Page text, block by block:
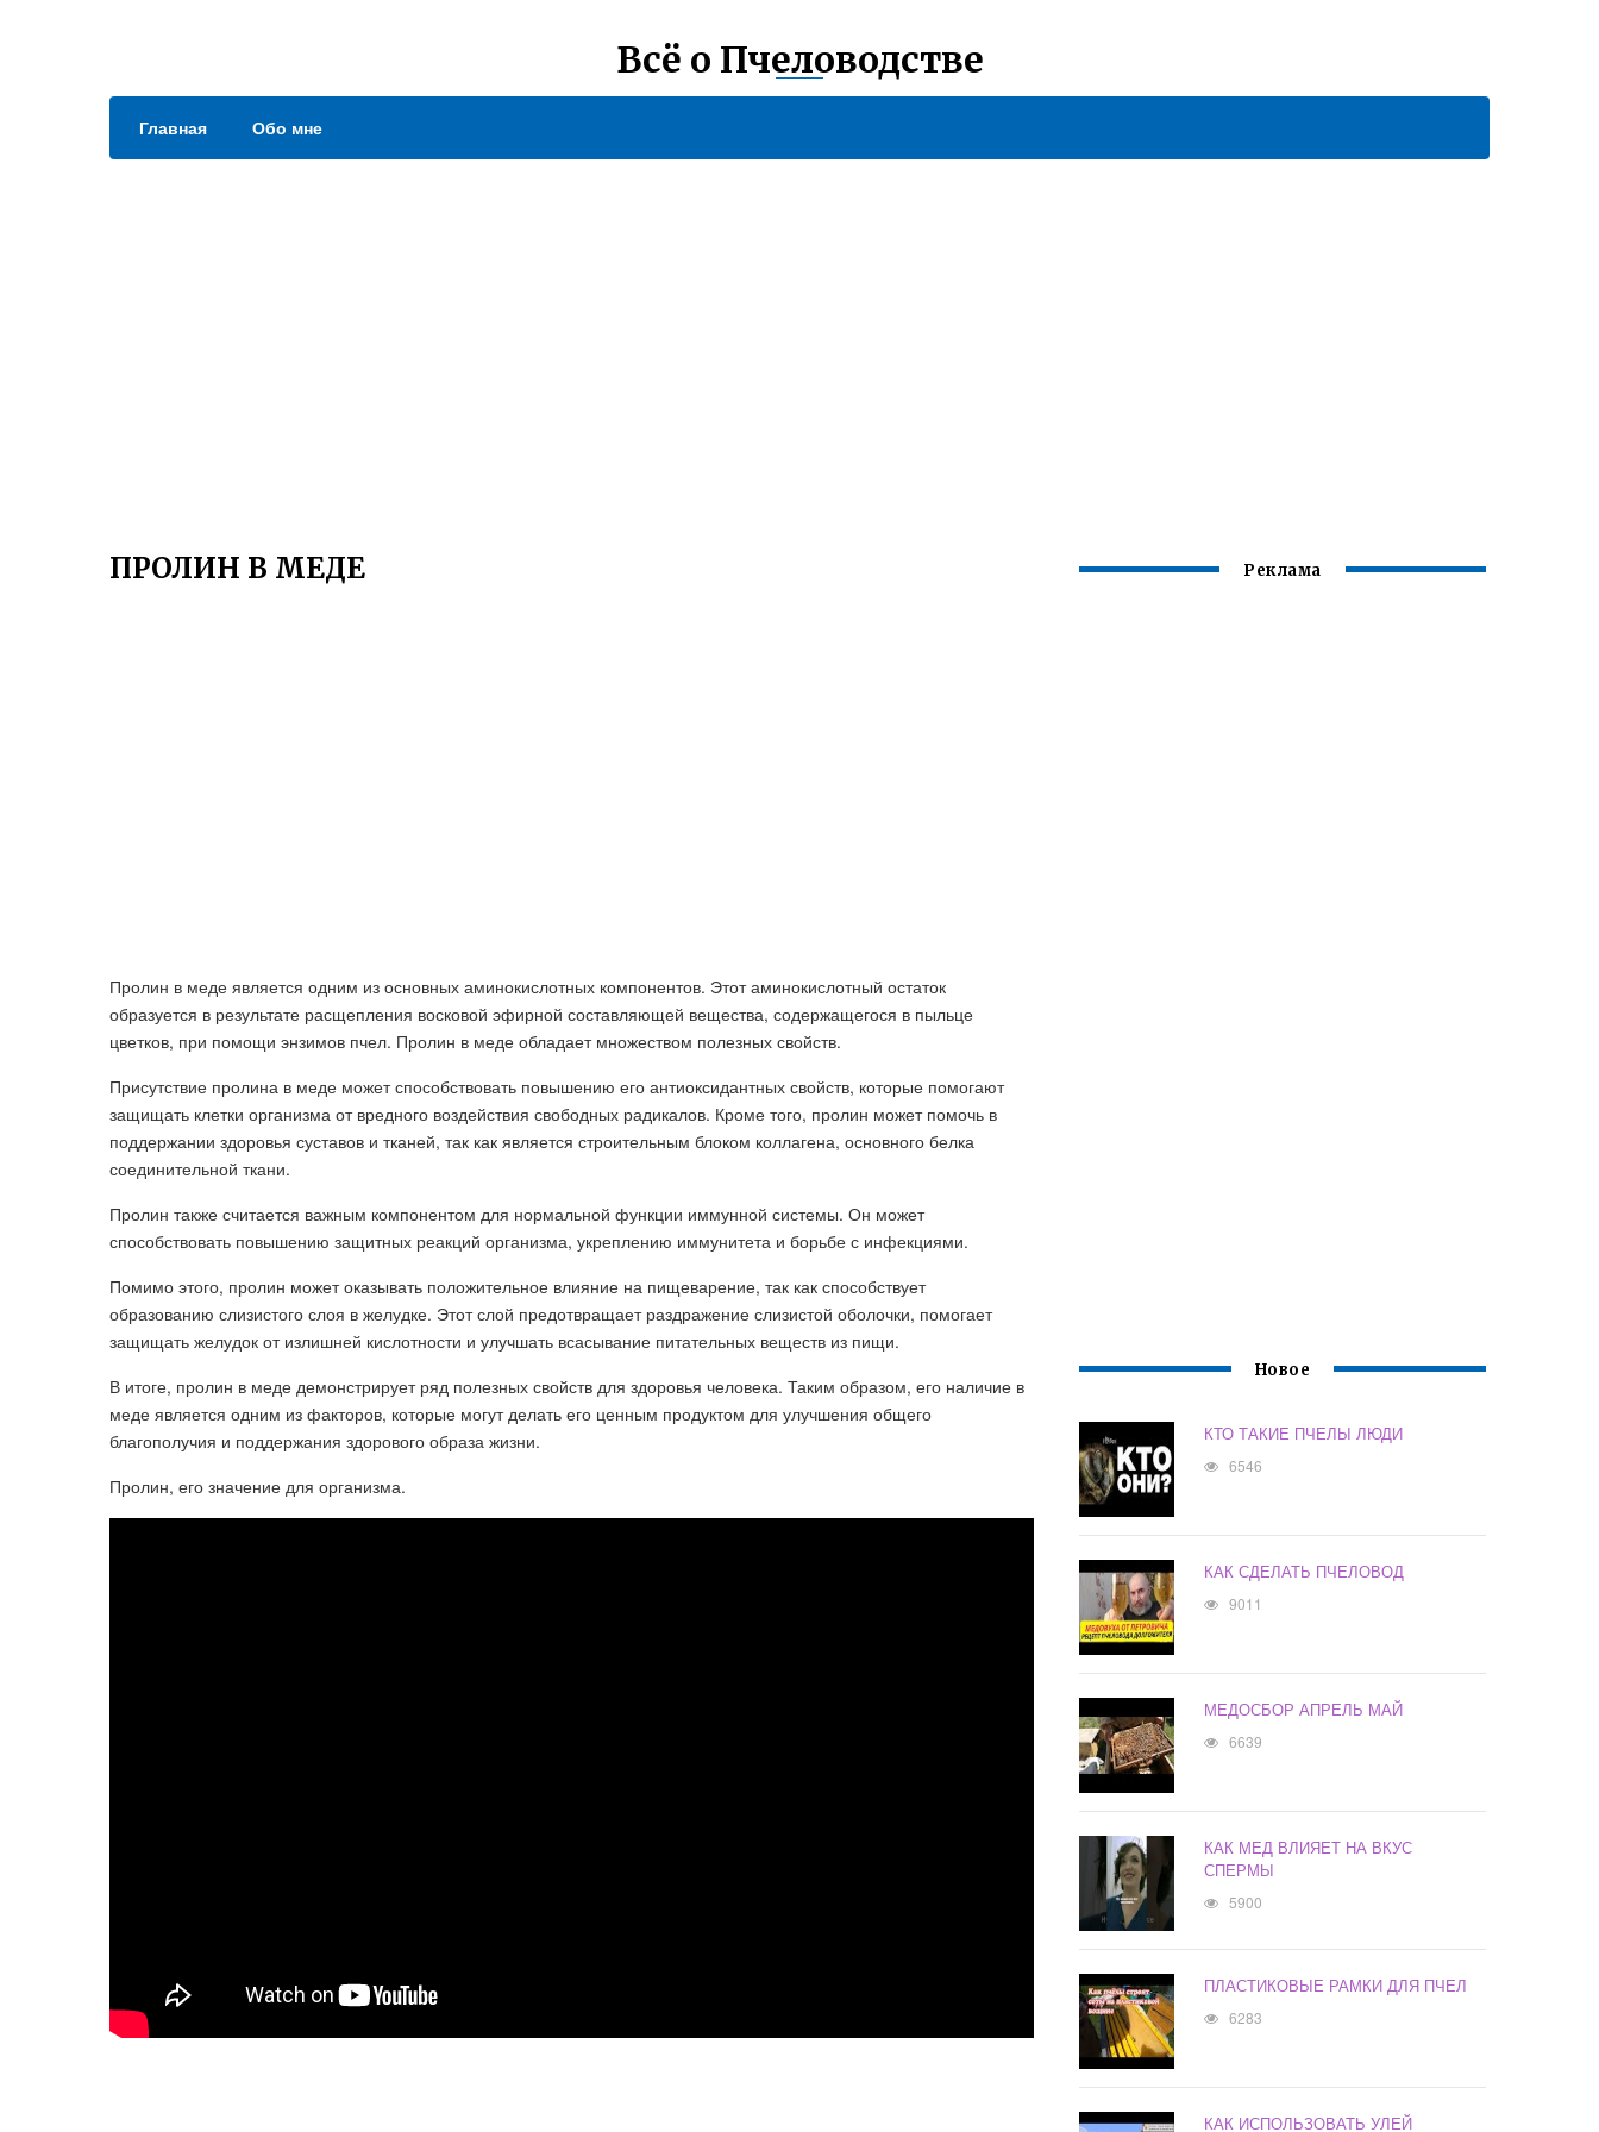
Всё о Пчеловодстве
Главная Обо мне
ПРОЛИН В МЕДЕ
Пролин в меде является одним из основных аминокислотных компонентов. Этот аминокислотный остаток
образуется в результате расщепления восковой эфирной составляющей вещества, содержащегося в пыльце
цветков, при помощи энзимов пчел. Пролин в меде обладает множеством полезных свойств.
Присутствие пролина в меде может способствовать повышению его антиоксидантных свойств, которые помогают
защищать клетки организма от вредного воздействия свободных радикалов. Кроме того, пролин может помочь в
поддержании здоровья суставов и тканей, так как является строительным блоком коллагена, основного белка
соединительной ткани.
Пролин также считается важным компонентом для нормальной функции иммунной системы. Он может
способствовать повышению защитных реакций организма, укреплению иммунитета и борьбе с инфекциями.
Помимо этого, пролин может оказывать положительное влияние на пищеварение, так как способствует
образованию слизистого слоя в желудке. Этот слой предотвращает раздражение слизистой оболочки, помогает
защищать желудок от излишней кислотности и улучшать всасывание питательных веществ из пищи.
В итоге, пролин в меде демонстрирует ряд полезных свойств для здоровья человека. Таким образом, его наличие в
меде является одним из факторов, которые могут делать его ценным продуктом для улучшения общего
благополучия и поддержания здорового образа жизни.
Пролин, его значение для организма.
Реклама
Новое
КТО ТАКИЕ ПЧЕЛЫ ЛЮДИ
6546
КАК СДЕЛАТЬ ПЧЕЛОВОД
9011
МЕДОСБОР АПРЕЛЬ МАЙ
6639
КАК МЕД ВЛИЯЕТ НА ВКУС
СПЕРМЫ
5900
ПЛАСТИКОВЫЕ РАМКИ ДЛЯ ПЧЕЛ
6283
КАК ИСПОЛЬЗОВАТЬ УЛЕЙ